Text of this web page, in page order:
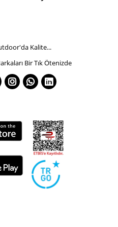
Kalite...
Bir Tık Ötenizde